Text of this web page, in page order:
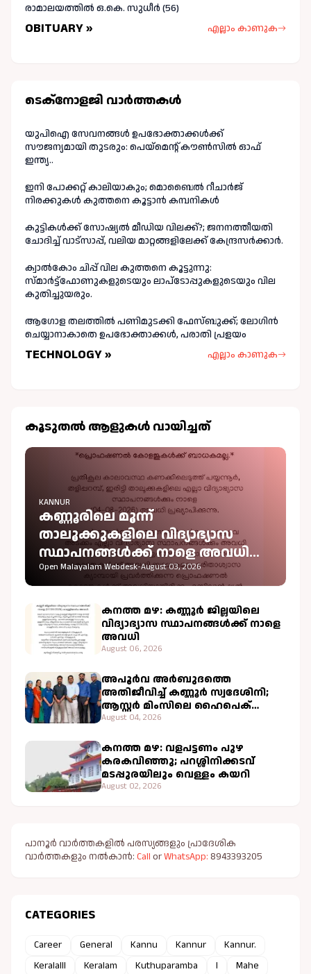
രാമാലയത്തിൽ ഒ.കെ. സുധീർ (56)
OBITUARY » എല്ലാം കാണുക
ടെക്നോളജി വാർത്തകള്‍
യുപിഐ സേവനങ്ങൾ ഉപഭോക്താക്കൾക്ക്
സൗജന്യമായി തുടരും: പെയ്മെന്റ് കൗൺസിൽ ഓഫ്
ഇന്ത്യ..
ഇനി പോക്കറ്റ് കാലിയാകും; മൊബൈൽ റീചാർജ്
നിരക്കുകൾ കുത്തനെ കൂട്ടാൻ കമ്പനികൾ
കുട്ടികൾക്ക് സോഷ്യൽ മീഡിയ വിലക്ക്?; ജനനത്തീയതി
ചോദിച്ച് വാട്‌സാപ്പ്, വലിയ മാറ്റങ്ങളിലേക്ക് കേന്ദ്രസർക്കാർ.
ക്വാൽകോം ചിപ്പ് വില കുത്തനെ കൂട്ടുന്നു:
സ്മാർട്ട്ഫോണുകളുടെയും ലാപ്ടോപ്പുകളുടെയും വില
കുതിച്ചുയരും.
ആഗോള തലത്തിൽ പണിമുടക്കി ഫേസ്ബുക്ക്; ലോഗിന്‍
ചെയ്യാനാകാതെ ഉപഭോക്താക്കള്‍, പരാതി പ്രളയം
TECHNOLOGY » എല്ലാം കാണുക
കൂടുതല്‍ ആളുകള്‍ വായിച്ചത്
KANNUR
കണ്ണൂരിലെ മൂന്ന്
താലൂക്കുകളിലെ വിദ്യാഭ്യാസ
സ്ഥാപനങ്ങൾക്ക് നാളെ അവധി
പ്രഖ്യാപിച്ചു
Open Malayalam Webdesk-August 03, 2026
കനത്ത മഴ: കണ്ണൂർ ജില്ലയിലെ
വിദ്യാഭ്യാസ സ്ഥാപനങ്ങൾക്ക് നാളെ
അവധി
August 06, 2026
അപൂർവ അർബുദത്തെ
അതിജീവിച്ച് കണ്ണൂർ സ്വദേശിനി;
ആസ്റ്റർ മിംസിലെ ഹൈപെക്
ചികിത്സ വിജയകരം
August 04, 2026
കനത്ത മഴ: വളപട്ടണം പുഴ
കരകവിഞ്ഞു; പറശ്ശിനിക്കടവ്
മടപ്പുരയിലും വെള്ളം കയറി
August 02, 2026
പാനൂർ വാർത്തകളിൽ പരസ്യങ്ങളും പ്രാദേശിക
വാർത്തകളും നൽകാൻ: Call orWhatsApp: 8943393205
CATEGORIES
Career General Kannu Kannur
Kannur.
Keralalll
Keralam Kuthuparamba l
Mahe